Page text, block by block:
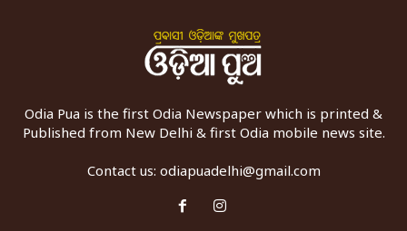
Odia Pua is the first Odia Newspaper which is printed &
Published from New Delhi & first Odia mobile news site.
Contact us: odiapuadelhi@gmail.com